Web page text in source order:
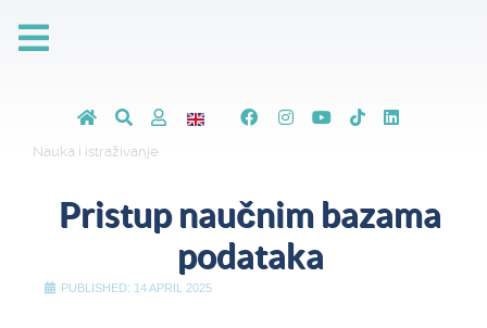
Nauka i istraživanje
Pristup naučnim bazama
podataka
PUBLISHED: 14 APRIL 2025